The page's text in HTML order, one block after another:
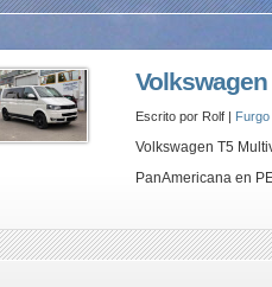
Escrito por Rolf |
Volkswagen T5
PanAmericana en